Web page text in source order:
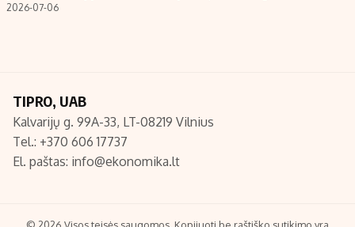
2026-07-06
TIPRO, UAB
Kalvarijų g. 99A-33, LT-08219 Vilnius
Tel.: +370 606 17737
El. paštas: info@ekonomika.lt
© 2026 Visos teisės saugomos. Kopijuoti be raštiško sutikimo yra